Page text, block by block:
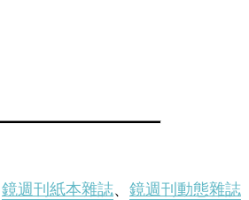
鏡週刊紙本雜誌、 鏡週刊動態雜誌